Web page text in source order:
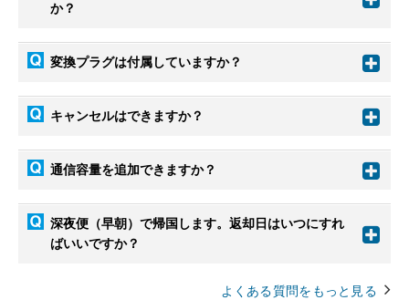
か？
変換プラグは付属していますか？
キャンセルはできますか？
通信容量を追加できますか？
深夜便（早朝）で帰国します。返却日はいつにすれ
ばいいですか？
よくある質問をもっと見る